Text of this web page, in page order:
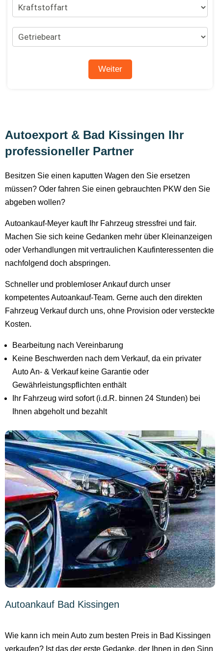
Autoexport & Bad Kissingen Ihr
professioneller Partner
Besitzen Sie einen kaputten Wagen den Sie ersetzen
müssen? Oder fahren Sie einen gebrauchten PKW den Sie
abgeben wollen?
Autoankauf-Meyer kauft Ihr Fahrzeug stressfrei und fair.
Machen Sie sich keine Gedanken mehr über Kleinanzeigen
oder Verhandlungen mit vertraulichen Kaufinteressenten die
nachfolgend doch abspringen.
Schneller und problemloser Ankauf durch unser
kompetentes Autoankauf-Team. Gerne auch den direkten
Fahrzeug Verkauf durch uns, ohne Provision oder versteckte
Kosten.
Bearbeitung nach Vereinbarung
Keine Beschwerden nach dem Verkauf, da ein privater
Auto An- & Verkauf keine Garantie oder
Gewährleistungspflichten enthält
Ihr Fahrzeug wird sofort (i.d.R. binnen 24 Stunden) bei
Ihnen abgeholt und bezahlt
Autoankauf Bad Kissingen
Wie kann ich mein Auto zum besten Preis in Bad Kissingen
verkaufen? Ist das der erste Gedanke, der Ihnen in den Sinn